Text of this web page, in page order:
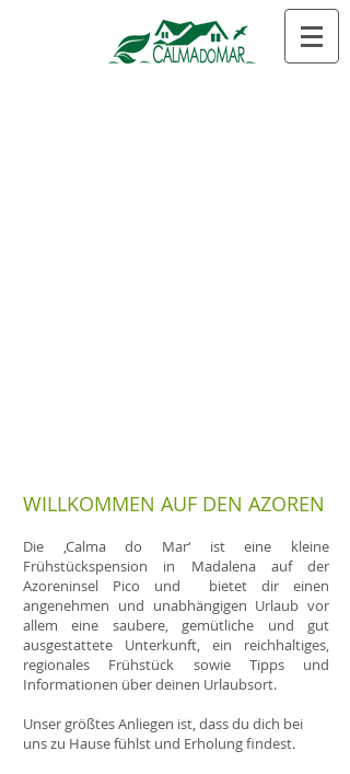
WILLKOMMEN AUF DEN AZOREN
Die ,Calma do Mar‘ ist eine kleine
Frühstückspension in Madalena auf der
Azoreninsel Pico und bietet dir einen
angenehmen und unabhängigen Urlaub vor
allem eine saubere, gemütliche und gut
ausgestattete Unterkunft, ein reichhaltiges,
regionales Frühstück sowie Tipps und
Informationen über deinen Urlaubsort.
Unser größtes Anliegen ist, dass du dich bei
uns zu Hause fühlst und Erholung findest.